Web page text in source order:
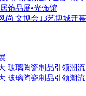
饰品展•光饰馆
尚 文博会T3艺博城开幕
玻璃陶瓷制品引领潮流
玻璃陶瓷制品引领潮流